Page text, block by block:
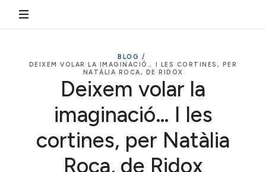
BLOG /
DEIXEM VOLAR LA IMAGINACIÓ… I LES CORTINES, PER
NATÀLIA ROCA, DE RIDOX
Deixem volar la
imaginació… I les
cortines, per Natàlia
Roca, de Ridox